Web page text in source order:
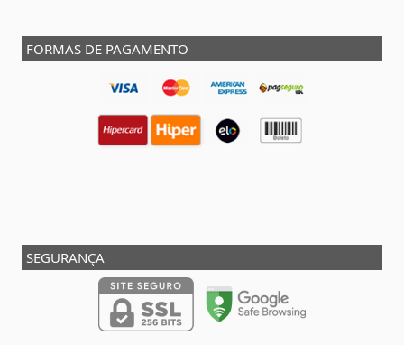
FORMAS DE PAGAMENTO
SEGURANÇA